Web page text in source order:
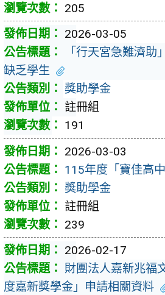
205
2026-03-05
「行天宮急難濟助
缺乏學生
獎助學金
註冊組
191
2026-03-03
115年度「寶佳高
獎助學金
註冊組
239
2026-02-17
財團法人嘉新兆福
度嘉新獎學金」申請相關資料